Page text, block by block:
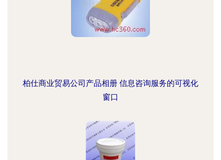
柏仕商业贸易公司产品相册 信息咨询服务的可视化
窗口